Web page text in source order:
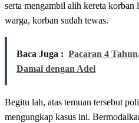
serta mengambil alih kereta
warga, korban sudah tewas.
Baca Juga : Pacaran 4
Damai dengan Adel
Begitu lah, atas temuan tersebut
mengungkap kasus ini.